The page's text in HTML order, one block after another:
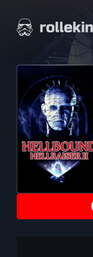
suoraan
Elokuvat ja elokuva-arviot | Rollekino.fi
lopputekstien
jälkeen.